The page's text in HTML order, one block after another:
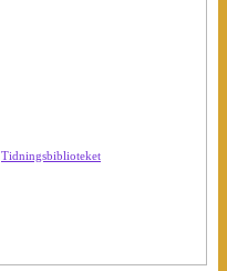
Tidningsbiblioteket